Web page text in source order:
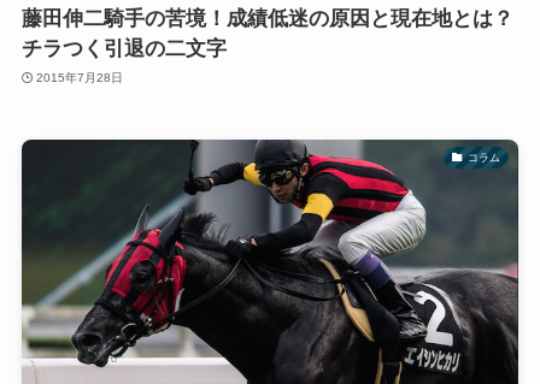
藤田伸二騎手の苦境！成績低迷の原因と現在地とは？
チラつく引退の二文字
2015年7月28日
コラム